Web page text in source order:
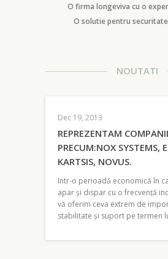
O firma longeviva cu o
O solutie pentru
NOUTATI
Dec 19, 2013
REPREZENTAM
PRECUM:NOX SYSTEMS,
KARTSIS, NOVUS.
Intr-o perioadă economică în
apar și dispar cu o frecvență
vă oferim ceva extrem de
stabilitate și suport pe termen